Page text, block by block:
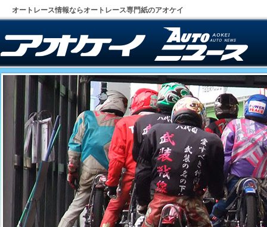
オートレース情報ならオートレース専門紙のアオケイ